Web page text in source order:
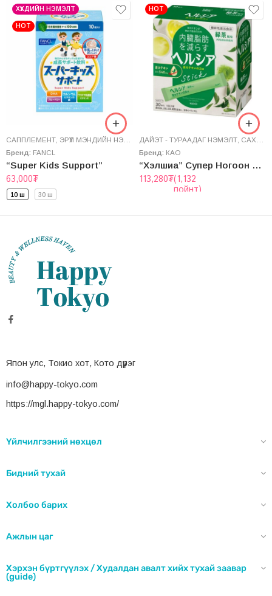
ХҮҮХДИЙН НЭМЭЛТ
HOT
САППЛЕМЕНТ ЭРҮҮЛ МЭНДИЙН НЭМЭЛТ
Бренд: FANCL
“Super Kids Support”
63,000₮
10 ш 30 ш
HOT
ДАЙЭТ - ТУРААДАГ НЭМЭЛТ САХАР БУУЛГАГЧ
Бренд: КАО
“Хэлшиа” Супер Ногоон Цай
113,280₮(1,132
пойнт)
Япон улс, Токио хот, Кото дүүрэг
info@happy-tokyo.com
https://mgl.happy-tokyo.com/
Үйлчилгээний нөхцөл
Бидний тухай
Холбоо барих
Ажлын цаг
Хэрхэн бүртгүүлэх / Худалдан авалт хийх тухай заавар
(guide)